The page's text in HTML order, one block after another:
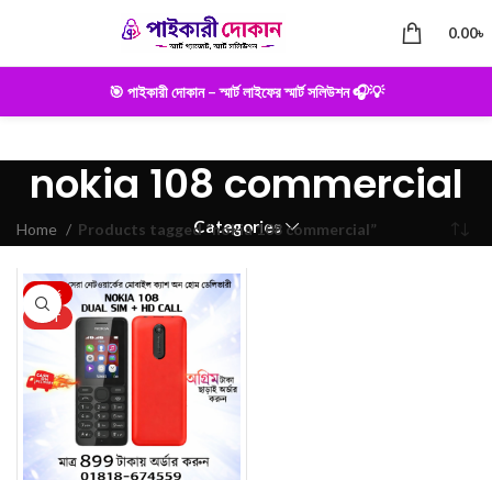
0.00৳
🎯 পাইকারী দোকান – স্মার্ট লাইফের স্মার্ট সলিউশন 🎧💡
nokia 108 commercial
Categories
Home Products tagged “nokia 108 commercial”
-25%
HOT